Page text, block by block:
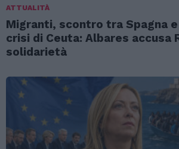
ATTUALITÀ
Migranti, scontro tra Spagna
crisi di Ceuta: Albares accusa
solidarietà